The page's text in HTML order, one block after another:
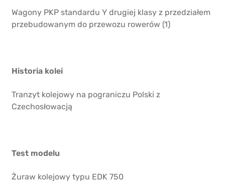
Wagony PKP standardu Y drugiej klasy z przedziałem
przebudowanym do przewozu rowerów (1)
Historia kolei
Tranzyt kolejowy na pograniczu Polski z
Czechosłowacją
Test modelu
Żuraw kolejowy typu EDK 750